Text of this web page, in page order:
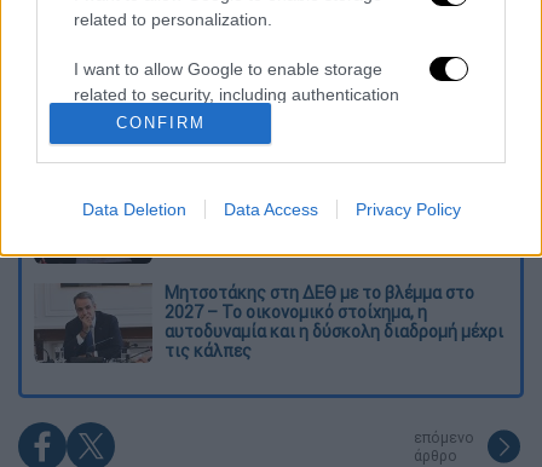
related to personalization.
I want to allow Google to enable storage
related to security, including authentication
functionality and fraud prevention, and other
user protection.
CONFIRM
Data Deletion Data Access Privacy Policy
γνώση, τη φύση και την τεχνολογία
Απίστευτη ιστορία στην Ελλάδα – Πώς μια
μπάλα ταξίδεψε στη θάλασσα 80 μίλια για
να κρατήσει ζωντανό έναν 30χρονο!
δείξει 40αρια το θερμόμετρο - Οι περιοχές
Μητσοτάκης στη ΔΕΘ με το βλέμμα στο
2027 – Το οικονομικό στοίχημα, η
αυτοδυναμία και η δύσκολη διαδρομή μέχρι
τις κάλπες
επόμενο
άρθρο